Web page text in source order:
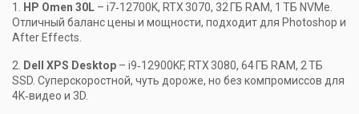
1. HP Omen 30L – i7‑12700K, RTX 3070, 32 ГБ RAM, 1 ТБ NVMe.
Отличный баланс цены и мощности, подходит для Photoshop и
After Effects.
2. Dell XPS Desktop – i9‑12900KF, RTX 3080, 64 ГБ RAM, 2 ТБ
SSD. Суперскоростной, чуть дороже, но без компромиссов для
4K‑видео и 3D.